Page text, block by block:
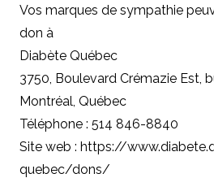
Vos marques de sympathie
don à
Diabète Québec
3750, Boulevard Crémazie Est,
Montréal, Québec
Téléphone : 514 846-8840
Site web : https://
quebec/dons/